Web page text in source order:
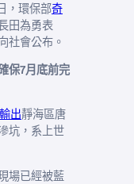
，環保部奇
田為勇表
社會公布。
保7月底前完
出靜海區唐
坑，系上世
場已經被藍